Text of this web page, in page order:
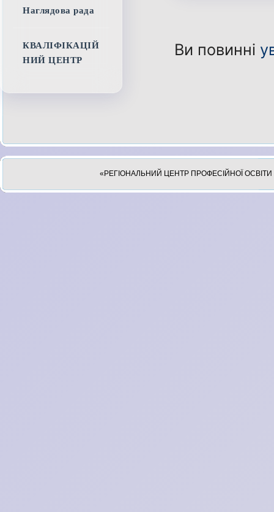
Ви повинні
Наглядова рада
КВАЛІФІКАЦІЙ
НИЙ ЦЕНТР
«РЕГІОНАЛЬНИЙ ЦЕНТР ПРОФЕСІЙНОЇ